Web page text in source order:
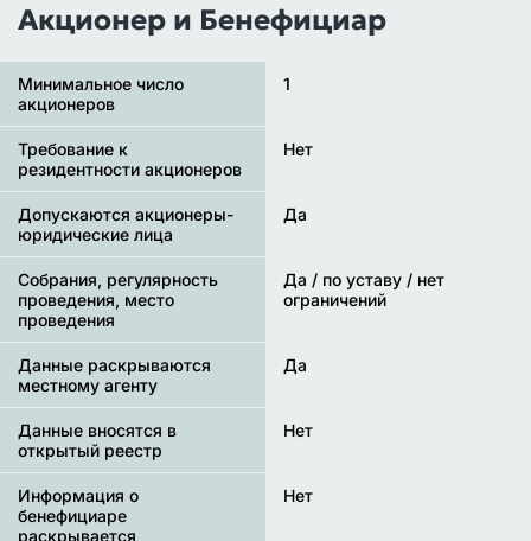
Акционер и Бенефициар
Минимальное число
акционеров
1
Требование к
резидентности акционеров
Нет
Допускаются акционеры-
юридические лица
Да
Собрания, регулярность
проведения, место
проведения
Да / по уставу / нет
ограничений
Данные раскрываются
местному агенту
Да
Данные вносятся в
открытый реестр
Нет
Информация о
бенефициаре
раскрывается
Нет